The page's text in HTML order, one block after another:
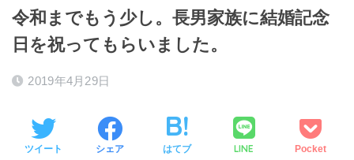
令和までもう少し。長男家族に結婚記念
日を祝ってもらいました。
2019年4月29日
ツイート シェア はてブ LINE Pocket